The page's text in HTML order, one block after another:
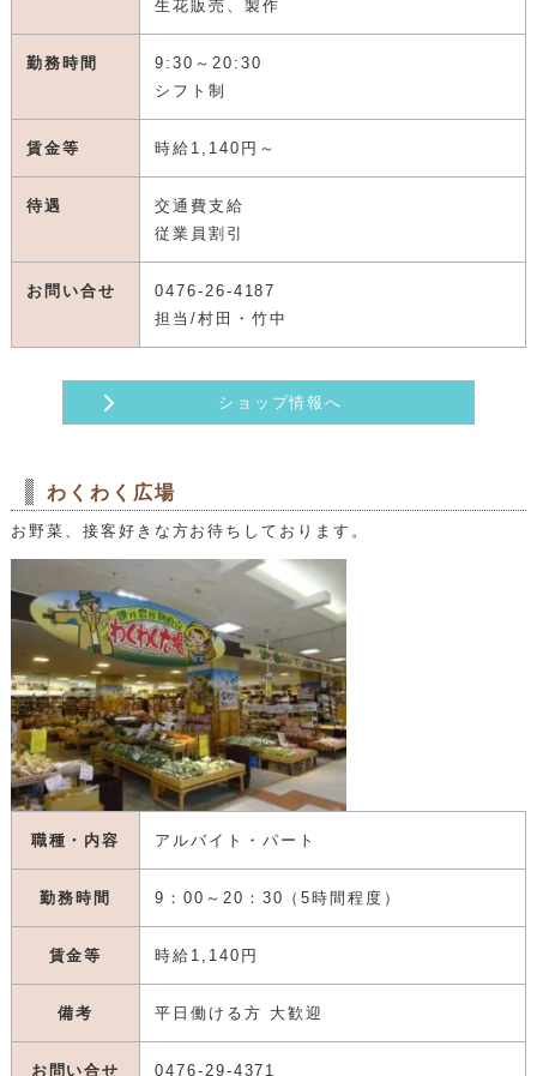
職種・内容
アルバイト・パート
生花販売、製作
勤務時間
9:30～20:30
シフト制
交通費支給
お問い合せ
0476-26-4187
担当/村田・竹中
ショップ情報へ
わくわく広場
お野菜、接客好きな方お待ちしております。
職種・内容 アルバイト・パート